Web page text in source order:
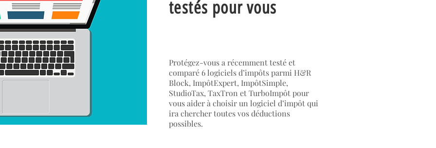
testés pour vous
Protégez-vous a récemment testé et
comparé 6 logiciels d’impôts parmi H&R
Block, ImpôtExpert, ImpôtSimple,
StudioTax, TaxTron et TurboImpôt pour
vous aider à choisir un logiciel d’impôt qui
ira chercher toutes vos déductions
possibles.